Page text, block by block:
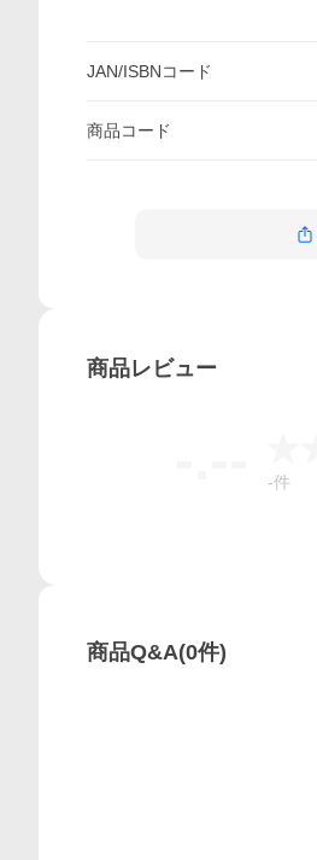
JAN/ISBNコード
商品コード
商品レビュー
-件
商品Q&A(0件)